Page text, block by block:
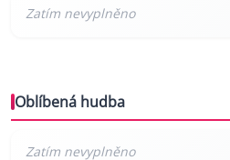
Oblíbená hudba